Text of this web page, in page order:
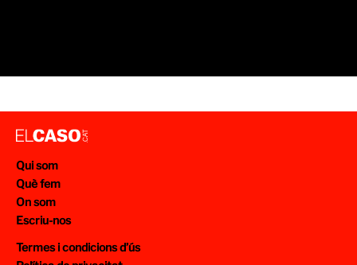
Qui som
Què fem
On som
Escriu-nos
Termes i condicions d’ús